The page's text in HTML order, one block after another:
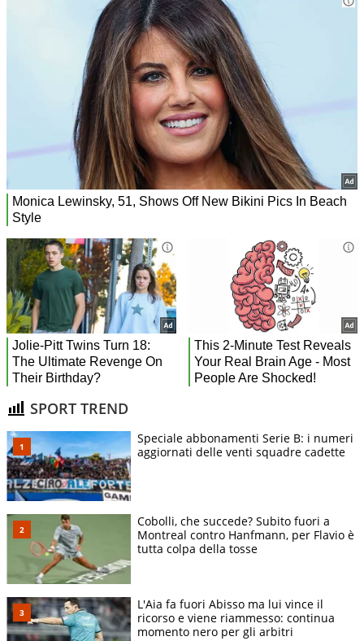
SPORT TREND
Speciale abbonamenti Serie B: i numeri
aggiornati delle venti squadre cadette
Cobolli, che succede? Subito fuori a
Montreal contro Hanfmann, per Flavio è
tutta colpa della tosse
L'Aia fa fuori Abisso ma lui vince il
ricorso e viene riammesso: continua
momento nero per gli arbitri